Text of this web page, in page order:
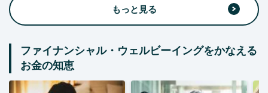
もっと見る
ファイナンシャル・ウェルビーイングをかなえる
お金の知恵